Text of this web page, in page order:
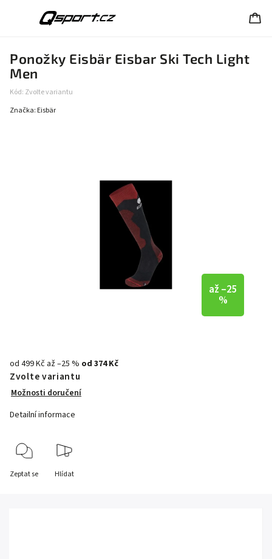
Ponožky Eisbär Eisbar Ski Tech Light
Men
Kód: Zvolte variantu
Značka: Eisbär
až –25
%
od 499 Kč až –25 % od 374 Kč
Zvolte variantu
Možnosti doručení
Detailní informace
Zeptat se Hlídat